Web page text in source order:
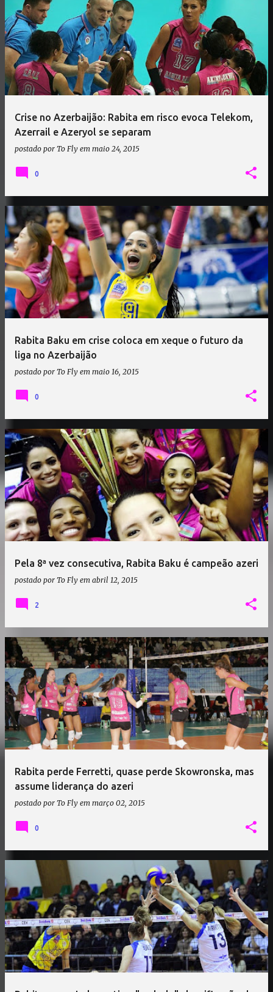
Crise no Azerbaijão: Rabita em risco evoca Telekom,
Azerrail e Azeryol se separam
postado por To Fly em maio 24, 2015
0
Rabita Baku em crise coloca em xeque o futuro da
liga no Azerbaijão
postado por To Fly em maio 16, 2015
0
Pela 8ª vez consecutiva, Rabita Baku é campeão azeri
postado por To Fly em abril 12, 2015
2
Rabita perde Ferretti, quase perde Skowronska, mas
assume liderança do azeri
postado por To Fly em março 02, 2015
0